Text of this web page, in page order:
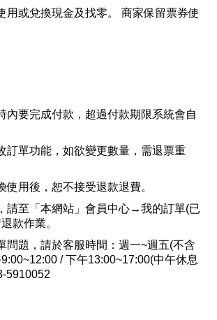
用或兌換現金及找零。 商家保留票券使
內要完成付款，超過付款期限系統會自
訂單功能，如欲變更數量，需退票重
使用後，恕不接受退款退費。
請至「本網站」會員中心→我的訂單(已
款作業。
問題，請於客服時間：週一~週五(不含
/ 下午13:00~17:00(中午休息
5910052